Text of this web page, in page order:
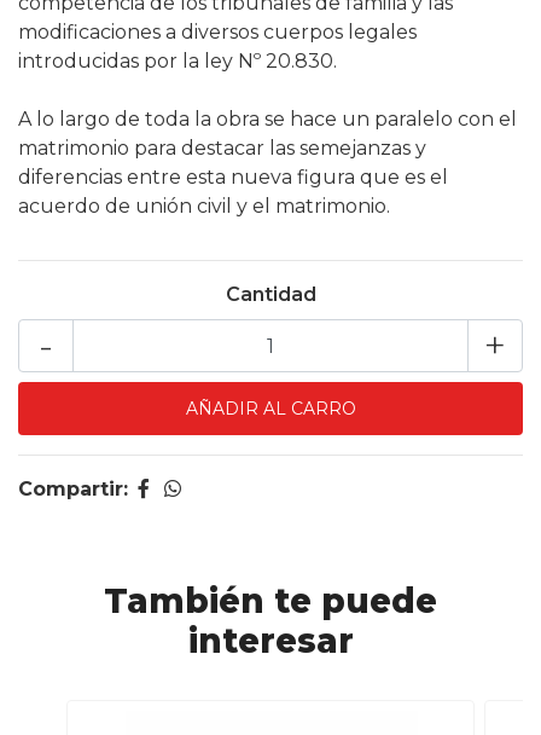
modificaciones a diversos cuerpos legales
introducidas por la ley Nº 20.830.
A lo largo de toda la obra se hace un paralelo con el
matrimonio para destacar las semejanzas y
diferencias entre esta nueva figura que es el
acuerdo de unión civil y el matrimonio.
Cantidad
+
-
Compartir:
También te puede
interesar